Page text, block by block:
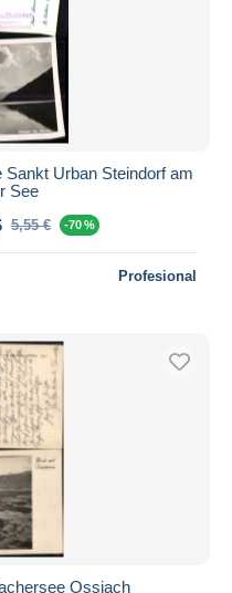
Urban Steindorf am
See
5,55 € -70 %
Profesional
Ossiach